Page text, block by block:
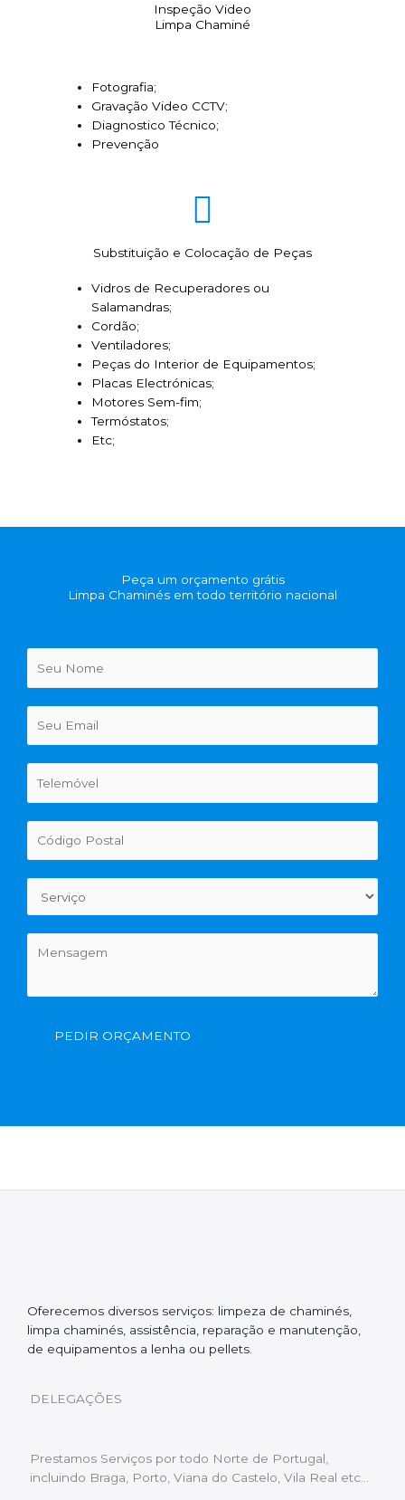
Inspeção Video
Limpa Chaminé
Fotografia;
Gravação Video CCTV;
Diagnostico Técnico;
Prevenção
Substituição e Colocação de Peças
Vidros de Recuperadores ou
Salamandras;
Cordão;
Ventiladores;
Peças do Interior de Equipamentos;
Placas Electrónicas;
Motores Sem-fim;
Termóstatos;
Etc;
Peça um orçamento grátis
Limpa Chaminés em todo território nacional
PEDIR ORÇAMENTO
Oferecemos diversos serviços: limpeza de chaminés,
limpa chaminés, assistência, reparação e manutenção,
de equipamentos a lenha ou pellets.
DELEGAÇÕES
Prestamos Serviços por todo Norte de Portugal,
incluindo Braga, Porto, Viana do Castelo, Vila Real etc…